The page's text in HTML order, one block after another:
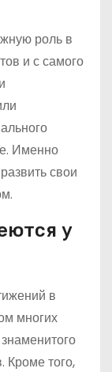
роль в
и с самого
Именно
свои
у
в
многих
Кроме того,